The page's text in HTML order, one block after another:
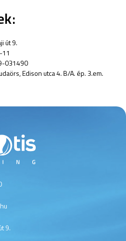
út 9.
031490
Edison utca 4. B/A. ép. 3.em.
9.